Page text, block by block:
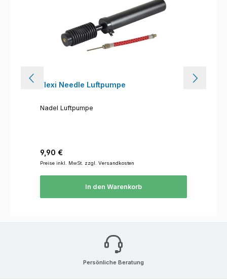
Flexi Needle Luftpumpe
Nadel Luftpumpe
Regulärer Preis:
9,90 €
Preise inkl. MwSt. zzgl. Versandkosten
In den Warenkorb
Persönliche Beratung